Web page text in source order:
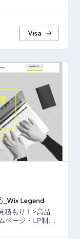
Visa
_Wix Legend
積もり！>高品
ページ・LP制作